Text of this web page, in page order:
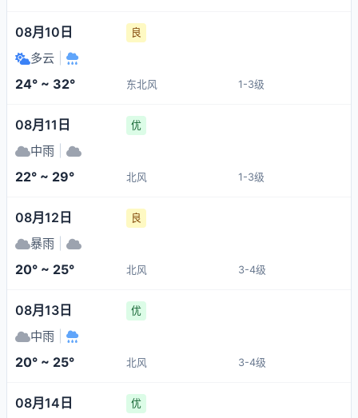
08月10日 良
多云
24° ~ 32° 东北风 1-3级
08月11日 优
中雨
22° ~ 29° 北风 1-3级
08月12日 良
暴雨
20° ~ 25° 北风 3-4级
08月13日 优
中雨
20° ~ 25° 北风 3-4级
08月14日 优